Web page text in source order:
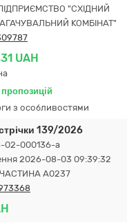
"СХІДНИЙ
КОМБІНАТ"
UAH
з особливостями
стрічки 139/2026
02-000136-a
2026-08-03 09:39:32
А0237